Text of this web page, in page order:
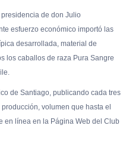
de don Julio
esfuerzo económico importó las
desarrollada, material de
los caballos de raza Pura Sangre
de Santiago, publicando cada tres
volumen que hasta el
en línea en la Página Web del Club